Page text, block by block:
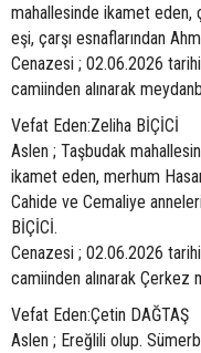
mahallesinde ikamet eden,
eşi, çarşı esnaflarından
Cenazesi ; 02.06.2026
camiinden alınarak
Vefat Eden:Zeliha BİÇİCİ
Aslen ; Taşbudak
ikamet eden, merhum
Cahide ve Cemaliye
BİÇİCİ.
Cenazesi ; 02.06.2026
camiinden alınarak Çerkez
Vefat Eden:Çetin DAĞTAŞ
Aslen ; Ereğlili olup.